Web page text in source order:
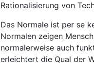
Rationalisierung von
Das Normale ist per se
Normalen zeigen
normalerweise auch
erleichtert die Qual der